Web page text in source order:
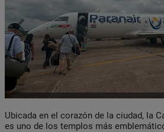
Ubicada en el corazón de la ciudad, la
es uno de los templos más